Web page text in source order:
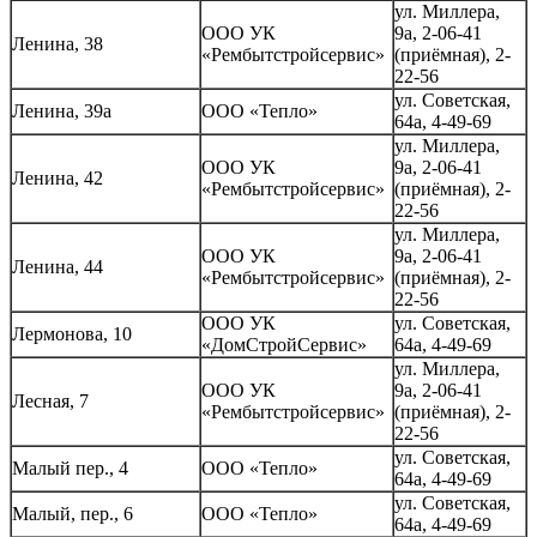
Ленина, 38
ООО УК
«Рембытстройсервис»
ул. Миллера,
9а, 2-06-41
(приёмная), 2-
22-56
Ленина, 39а
ООО «Тепло»
ул. Советская,
64а, 4-49-69
Ленина, 42
ООО УК
«Рембытстройсервис»
ул. Миллера,
9а, 2-06-41
(приёмная), 2-
22-56
Ленина, 44
ООО УК
«Рембытстройсервис»
ул. Миллера,
9а, 2-06-41
(приёмная), 2-
22-56
Лермонова, 10
ООО УК
«ДомСтройСервис»
ул. Советская,
64а, 4-49-69
Лесная, 7
ООО УК
«Рембытстройсервис»
ул. Миллера,
9а, 2-06-41
(приёмная), 2-
22-56
Малый пер., 4
ООО «Тепло»
ул. Советская,
64а, 4-49-69
Малый, пер., 6
ООО «Тепло»
ул. Советская,
64а, 4-49-69